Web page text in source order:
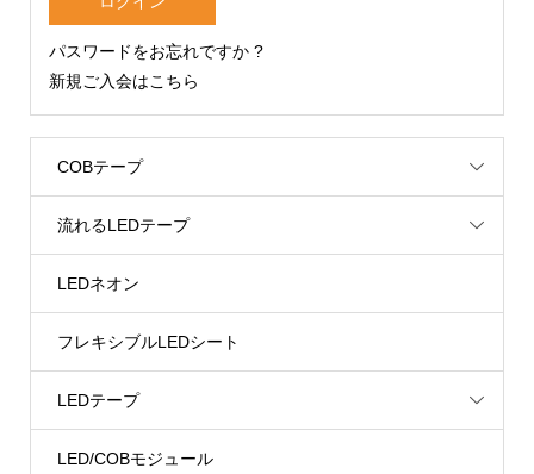
パスワードをお忘れですか ?
新規ご入会はこちら
COBテープ
流れるLEDテープ
LEDネオン
フレキシブルLEDシート
LEDテープ
LED/COBモジュール